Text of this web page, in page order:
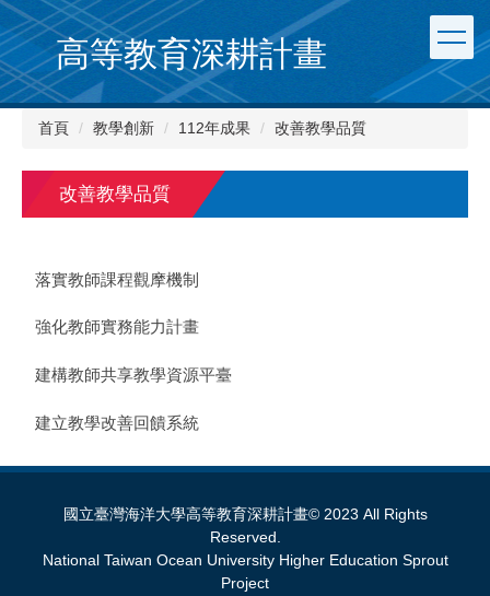
跳
到
主
要
內
高等教育深耕計畫
首頁 教學創新 112年成果 改善教學品質
改善教學品質
落實教師課程觀摩機制
強化教師實務能力計畫
建構教師共享教學資源平臺
建立教學改善回饋系統
國立臺灣海洋大學高等教育深耕計畫© 2023 All Rights
Reserved.
National Taiwan Ocean University Higher Education Sprout
Project